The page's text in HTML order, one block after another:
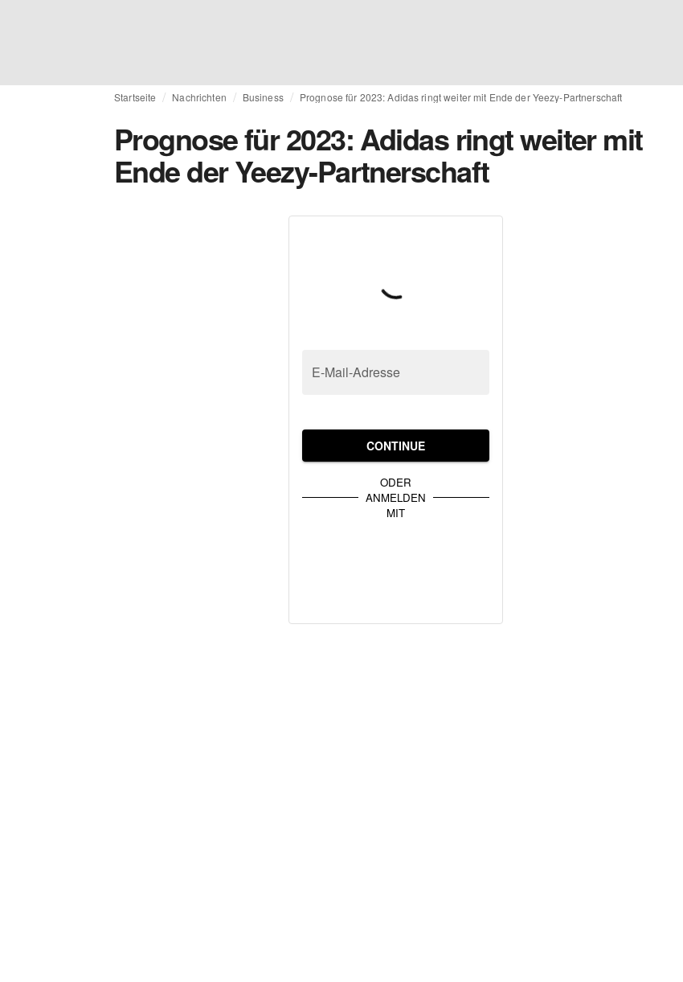
Startseite Nachrichten Business Prognose für 2023: Adidas ringt weiter mit Ende der Yeezy-Partnerschaft
Prognose für 2023: Adidas ringt weiter mit
Ende der Yeezy-Partnerschaft
E-Mail-Adresse
CONTINUE
ODER
ANMELDEN
MIT